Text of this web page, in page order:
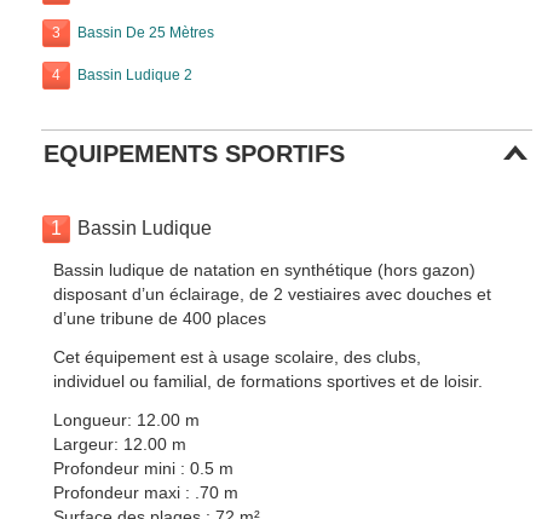
3 Bassin De 25 Mètres
4 Bassin Ludique 2
EQUIPEMENTS SPORTIFS
1 Bassin Ludique
Bassin ludique de natation en synthétique (hors gazon)
disposant d’un éclairage, de 2 vestiaires avec douches et
d’une tribune de 400 places
Cet équipement est à usage scolaire, des clubs,
individuel ou familial, de formations sportives et de loisir.
Longueur: 12.00 m
Largeur: 12.00 m
Profondeur mini : 0.5 m
Profondeur maxi : .70 m